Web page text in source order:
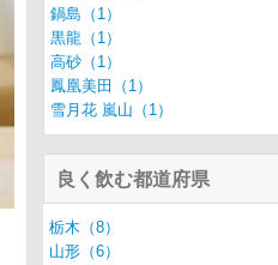
鍋島（1）
黒龍（1）
高砂（1）
鳳凰美田（1）
雪月花 嵐山（1）
良く飲む都道府県
栃木（8）
山形（6）